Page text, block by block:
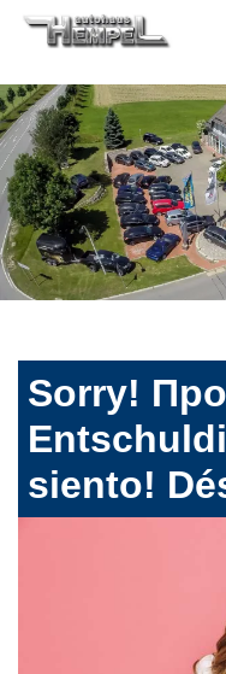
Sorry!
siento!